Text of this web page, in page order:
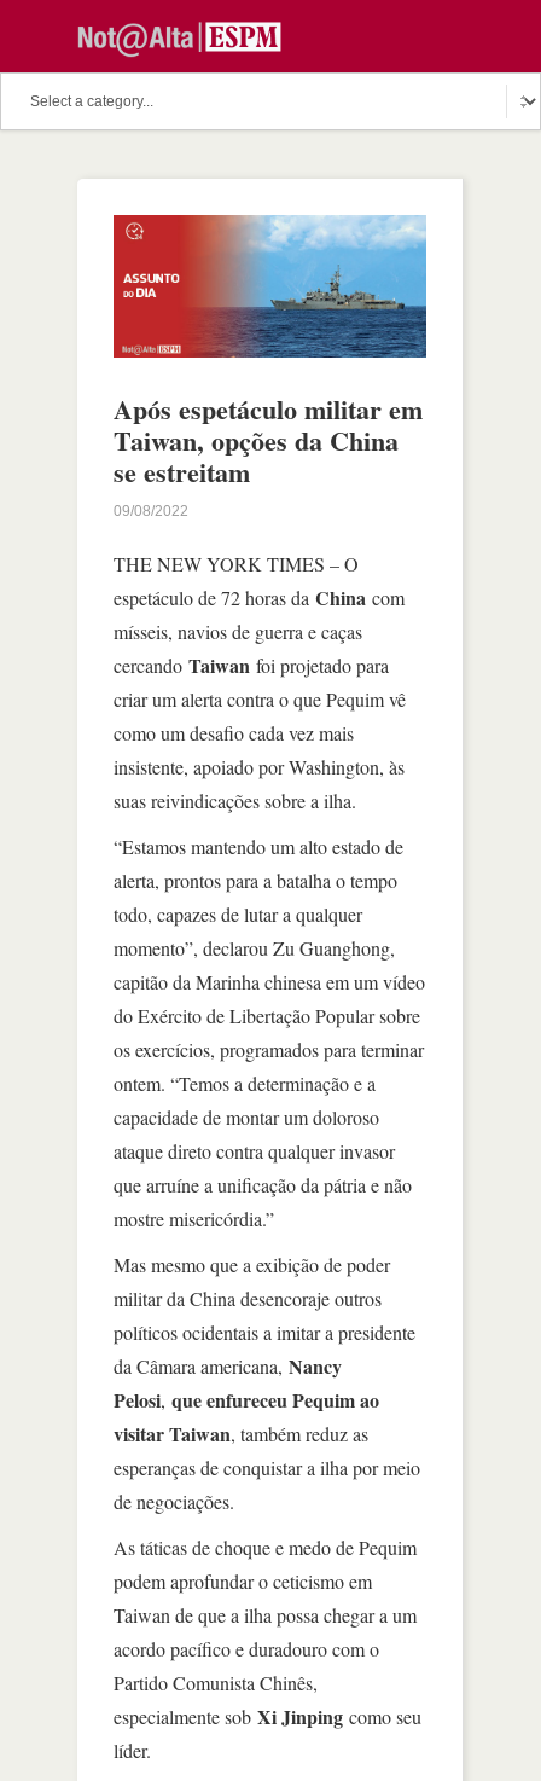
Após espetáculo militar em
Taiwan, opções da China
se estreitam
09/08/2022
THE NEW YORK TIMES – O
espetáculo de 72 horas da China com
mísseis, navios de guerra e caças
cercando Taiwan foi projetado para
criar um alerta contra o que Pequim vê
como um desafio cada vez mais
insistente, apoiado por Washington, às
suas reivindicações sobre a ilha.
“Estamos mantendo um alto estado de
alerta, prontos para a batalha o tempo
todo, capazes de lutar a qualquer
momento”, declarou Zu Guanghong,
capitão da Marinha chinesa em um vídeo
do Exército de Libertação Popular sobre
os exercícios, programados para terminar
ontem. “Temos a determinação e a
capacidade de montar um doloroso
ataque direto contra qualquer invasor
que arruíne a unificação da pátria e não
mostre misericórdia.”
Mas mesmo que a exibição de poder
militar da China desencoraje outros
políticos ocidentais a imitar a presidente
da Câmara americana, Nancy
Pelosi, que enfureceu Pequim ao
visitar Taiwan, também reduz as
esperanças de conquistar a ilha por meio
de negociações.
As táticas de choque e medo de Pequim
podem aprofundar o ceticismo em
Taiwan de que a ilha possa chegar a um
acordo pacífico e duradouro com o
Partido Comunista Chinês,
especialmente sob Xi Jinping como seu
líder.